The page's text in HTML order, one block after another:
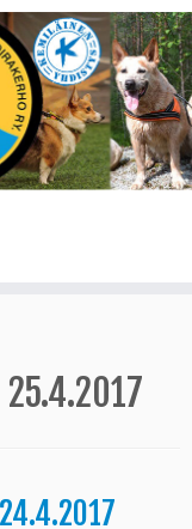
25.4.2017